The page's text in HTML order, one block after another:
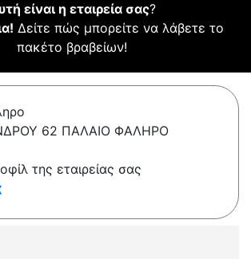
είναι η εταιρεία σας?
Δείτε πώς μπορείτε να λάβετε το
πακέτο βραβείων!
62 ΠΑΛΑΙΟ ΦΑΛΗΡΟ
της εταιρείας σας